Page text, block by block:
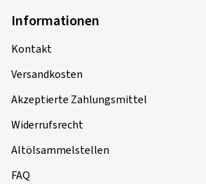
Informationen
Kontakt
Versandkosten
Akzeptierte Zahlungsmittel
Widerrufsrecht
Altölsammelstellen
FAQ